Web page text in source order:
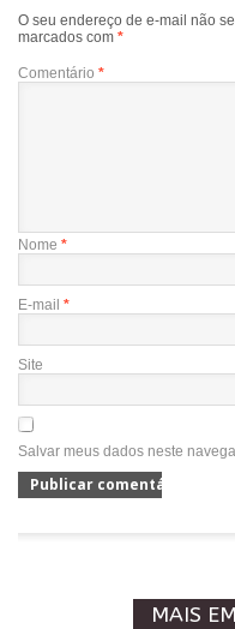
O seu endereço de e-mail não
marcados com *
Comentário *
Nome *
E-mail *
Site
Salvar meus dados neste
MAIS